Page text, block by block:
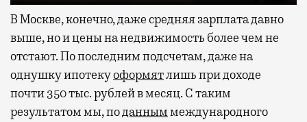
В Москве, конечно, даже средняя зарплата давно
выше, но и цены на недвижимость более чем не
отстают. По последним подсчетам, даже на
однушку ипотекуоформятлишь при доходе
почти 350 тыс. рублей в месяц. С таким
результатом мы, поданныммеждународного